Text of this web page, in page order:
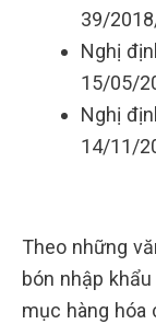
39/
Nghị
15/05/
Nghị
14/11/
Theo những
bón nhập
mục hàng hóa